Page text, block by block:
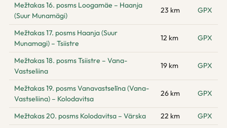
Mežtakas 16. posms Loogamäe – Haanja
(Suur Munamägi)
23 km GPX
Mežtakas 17. posms Haanja (Suur
Munamagi) – Tsiistre
12 km GPX
Mežtakas 18. posms Tsiistre – Vana-
Vastseliina
19 km GPX
Mežtakas 19. posms Vanavastselīna (Vana-
Vastseliina) – Kolodavitsa
26 km GPX
Mežtakas 20. posms Kolodavitsa – Värska 22 km
GPX